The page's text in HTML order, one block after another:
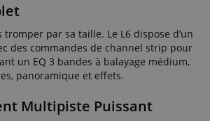
tromper par sa taille. Le L6 dispose d’un
des commandes de channel strip pour
un EQ 3 bandes à balayage médium,
panoramique et effets.
Multipiste Puissant